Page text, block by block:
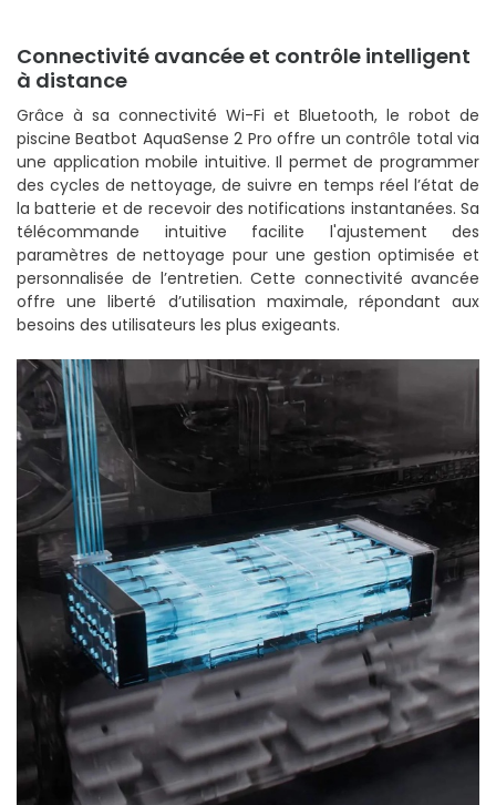
Connectivité avancée et contrôle intelligent
à distance
Grâce à sa connectivité Wi-Fi et Bluetooth, le robot de
piscine Beatbot AquaSense 2 Pro offre un contrôle total via
une application mobile intuitive. Il permet de programmer
des cycles de nettoyage, de suivre en temps réel l’état de
la batterie et de recevoir des notifications instantanées. Sa
télécommande intuitive facilite l'ajustement des
paramètres de nettoyage pour une gestion optimisée et
personnalisée de l’entretien. Cette connectivité avancée
offre une liberté d’utilisation maximale, répondant aux
besoins des utilisateurs les plus exigeants.